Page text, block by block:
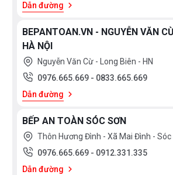
LƯỚI LỌC INOX KẾT
ALUMINIUM KIỂU
KẾT HỢP SANG TRỌNG
Tấm lưới lọc mỡ được cải tiến với lớp
giúp giữ lại dầu mỡ không cho chúng
Bên ngoài lưới lọc được bao phủ bỡi
Dẫn đường
BEPANTOAN.VN - NGUYỄN VĂN
HÀ NỘI
Nguyễn Văn Cừ - Long Biên - HN
0976.665.669 - 0833.665.669
Dẫn đường
BẾP AN TOÀN SÓC SƠN
Thôn Hương Đình - Xã Mai Đình - Sóc
0976.665.669 - 0912.331.335
Dẫn đường